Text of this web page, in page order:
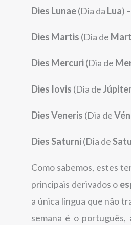
Dies Lunae(Dia da Lua)
Dies Martis (Dia de
Dies Mercuri(Dia de
Dies Iovis (Dia de
Dies Veneris (Dia de
Dies Saturni(Dia de
Como sabemos, estes
principais derivados o
a única língua que não
semana é o português,